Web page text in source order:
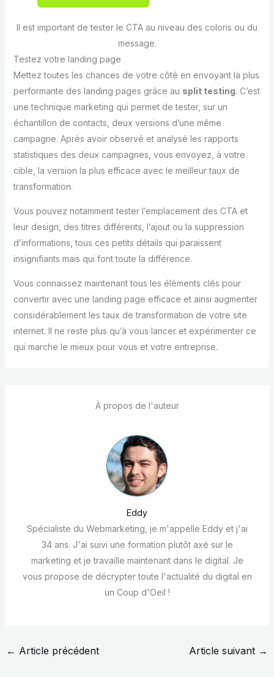
Il est important de tester le CTA au niveau des coloris ou du
message.
Testez votre landing page
Mettez toutes les chances de votre côté en envoyant la plus
performante des landing pages grâce au split testing. C’est
une technique marketing qui permet de tester, sur un
échantillon de contacts, deux versions d’une même
campagne. Après avoir observé et analysé les rapports
statistiques des deux campagnes, vous envoyez, à votre
cible, la version la plus efficace avec le meilleur taux de
transformation.
Vous pouvez notamment tester l’emplacement des CTA et
leur design, des titres différents, l’ajout ou la suppression
d’informations, tous ces petits détails qui paraissent
insignifiants mais qui font toute la différence.
Vous connaissez maintenant tous les éléments clés pour
convertir avec une landing page efficace et ainsi augmenter
considérablement les taux de transformation de votre site
internet. Il ne reste plus qu’à vous lancer et expérimenter ce
qui marche le mieux pour vous et votre entreprise.
À propos de l'auteur
Eddy
Spécialiste du Webmarketing, je m'appelle Eddy et j'ai
34 ans. J'ai suivi une formation plutôt axé sur le
marketing et je travaille maintenant dans le digital. Je
vous propose de décrypter toute l'actualité du digital en
un Coup d'Oeil !
← Article précédent Article suivant →